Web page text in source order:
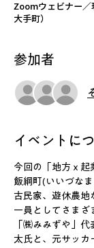
Zoomウェビナー／
大手町）
参加者
イベントに
今回の「地方ｘ起
飯綱町(いいづな
古民家、遊休農地
一員としてさまざ
「㈱みみずや」
太氏と、元サッカ